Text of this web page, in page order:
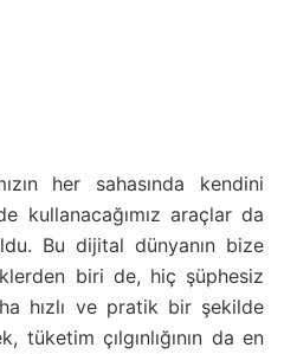
her sahasında kendini
kullanacağımız araçlar da
Bu dijital dünyanın bize
biri de, hiç şüphesiz
hızlı ve pratik bir şekilde
tüketim çılgınlığının da en